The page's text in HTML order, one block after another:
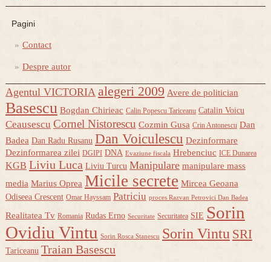
Pagini
Contact
Despre autor
Agentul VICTORIA alegeri 2009 Avere de politician
Basescu Bogdan Chirieac Calin Popescu Tariceanu Catalin Voicu
Ceausescu Cornel Nistorescu Cozmin Gusa Crin Antonescu Dan
Badea Dan Radu Rusanu Dan Voiculescu Dezinformare
Dezinformarea zilei DGIPI DNA Evaziune fiscala Hrebenciuc ICE Dunarea
KGB Liviu Luca Liviu Turcu Manipulare manipulare mass
media Marius Oprea Micile secrete Mircea Geoana
Odiseea Crescent Omar Hayssam Patriciu proces Razvan Petrovici Dan Badea
Realitatea Tv Romania Rudas Erno Securitate Securitatea SIE Sorin
Ovidiu Vintu Sorin Rosca Stanescu Sorin Vintu SRI
Tariceanu Traian Basescu